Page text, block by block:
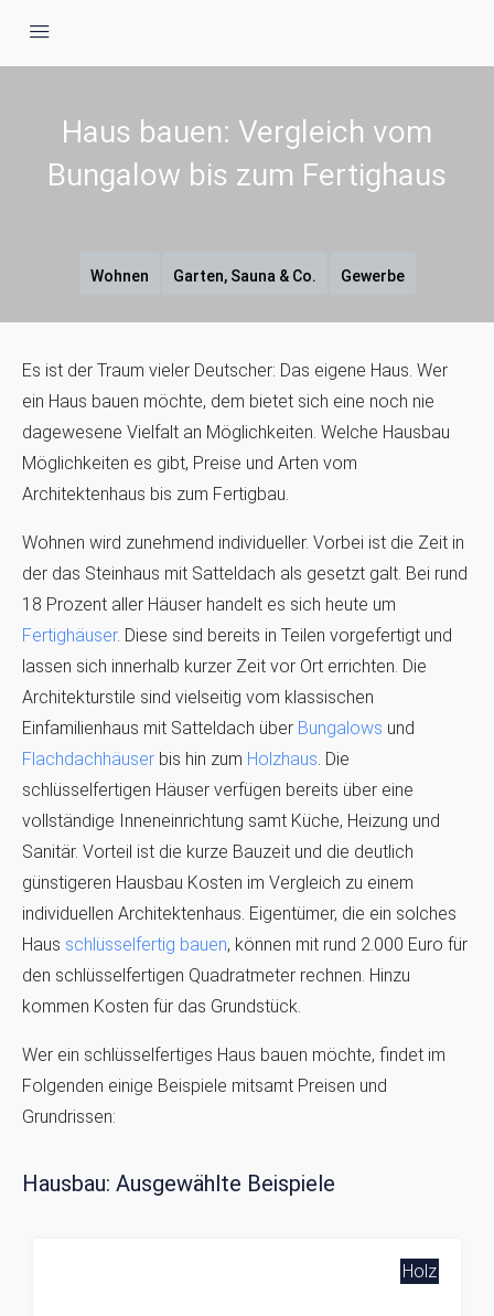
Haus bauen: Vergleich vom
Bungalow bis zum Fertighaus
Wohnen Garten, Sauna & Co. Gewerbe
Es ist der Traum vieler Deutscher: Das eigene Haus. Wer
ein Haus bauen möchte, dem bietet sich eine noch nie
dagewesene Vielfalt an Möglichkeiten. Welche Hausbau
Möglichkeiten es gibt, Preise und Arten vom
Architektenhaus bis zum Fertigbau.
Wohnen wird zunehmend individueller. Vorbei ist die Zeit in
der das Steinhaus mit Satteldach als gesetzt galt. Bei rund
18 Prozent aller Häuser handelt es sich heute um
Fertighäuser. Diese sind bereits in Teilen vorgefertigt und
lassen sich innerhalb kurzer Zeit vor Ort errichten. Die
Architekturstile sind vielseitig vom klassischen
Einfamilienhaus mit Satteldach über Bungalows und
Flachdachhäuser bis hin zum Holzhaus. Die
schlüsselfertigen Häuser verfügen bereits über eine
vollständige Inneneinrichtung samt Küche, Heizung und
Sanitär. Vorteil ist die kurze Bauzeit und die deutlich
günstigeren Hausbau Kosten im Vergleich zu einem
individuellen Architektenhaus. Eigentümer, die ein solches
Haus schlüsselfertig bauen, können mit rund 2.000 Euro für
den schlüsselfertigen Quadratmeter rechnen. Hinzu
kommen Kosten für das Grundstück.
Wer ein schlüsselfertiges Haus bauen möchte, findet im
Folgenden einige Beispiele mitsamt Preisen und
Grundrissen:
Hausbau: Ausgewählte Beispiele
Holz